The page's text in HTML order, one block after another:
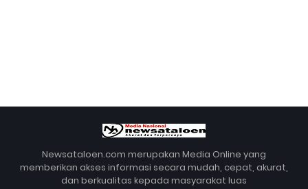
Newsataloen.com merupakan Media Online yang
memberikan akses informasi secara mudah, cepat, akurat,
dan berkualitas kepada masyarakat luas